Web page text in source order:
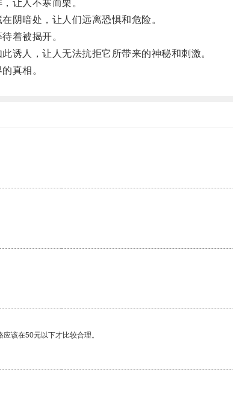
让人不寒而栗。
暗处，让人们远离恐惧和危险。
着被揭开。
人，让人无法抗拒它所带来的神秘和刺激。
真相。
该在50元以下才比较合理。